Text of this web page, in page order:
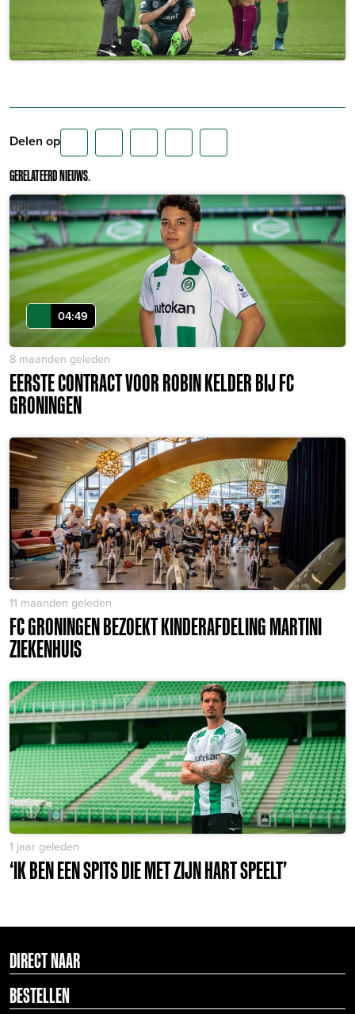
Delen op
GERELATEERD NIEUWS.
04:49
8 maanden geleden
EERSTE CONTRACT VOOR ROBIN KELDER BIJ FC
GRONINGEN
11 maanden geleden
FC GRONINGEN BEZOEKT KINDERAFDELING MARTINI
ZIEKENHUIS
1 jaar geleden
‘IK BEN EEN SPITS DIE MET ZIJN HART SPEELT’
DIRECT NAAR
BESTELLEN